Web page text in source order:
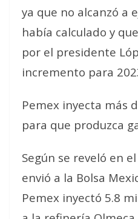
ya que no alcanzó a
había calculado y
por el presidente
incremento para
Pemex inyecta más
para que produzca
Según se reveló en
envió a la Bolsa
Pemex inyectó 5.8